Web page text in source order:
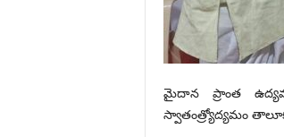
మైదాన ప్రాంత
స్వాతంత్ర్యోద్యమం